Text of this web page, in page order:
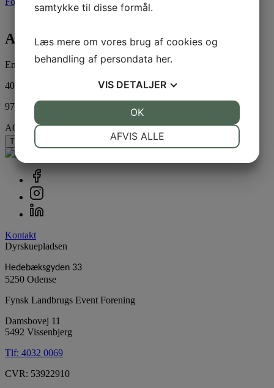
AOF – Job og Dansk
Entre for 30 elever og 3 lærer, til det Fynske Dyrskue 2026
400,00
97 på lager
AOF - Job og Dansk antal
Tilføj til kurv
Kontakt
Dyrskuepladsen
Hedebæksgyden 33
5250 Odense
Fynsk Landbrugs Event Forening
Damsbovej 11
5492 Vissenbjerg
Tlf: 4032 0069
CVR: 53922910
samtykke til disse formål.
Læs mere om vores brug af cookies og
behandling af persondata her.
VIS DETALJER
AFVIS ALLE
OK